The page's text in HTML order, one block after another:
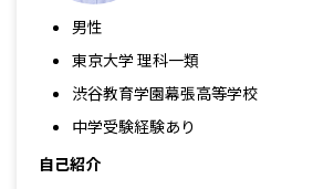
男性
東京大学 理科一類
渋谷教育学園幕張高等学校
中学受験経験あり
自己紹介